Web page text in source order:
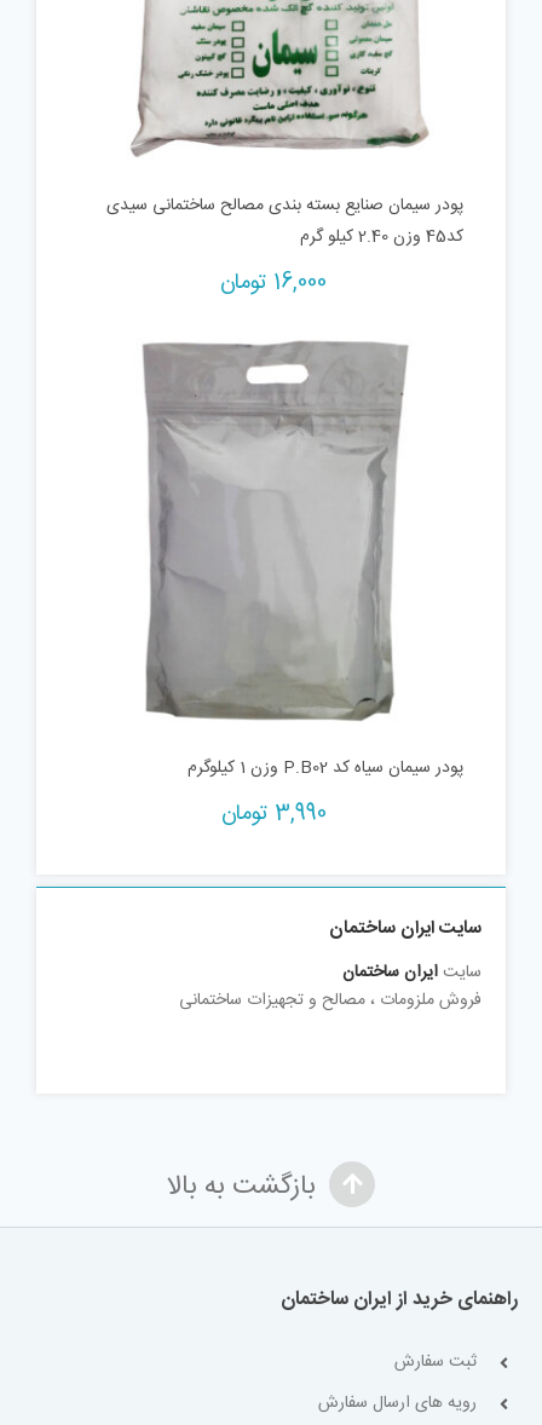
پودر سیمان صنایع بسته بندی مصالح ساختمانی سیدی
کد45 وزن 2.40 کیلو گرم
16,000 تومان
پودر سیمان سیاه کد P.B02 وزن 1 کیلوگرم
3,990 تومان
سایت ایران ساختمان
سایتایران ساختمان
فروش ملزومات ، مصالح و تجهیزات ساختمانی
بازگشت به بالا
راهنمای خرید از ایران ساختمان
ثبت سفارش
رویه های ارسال سفارش